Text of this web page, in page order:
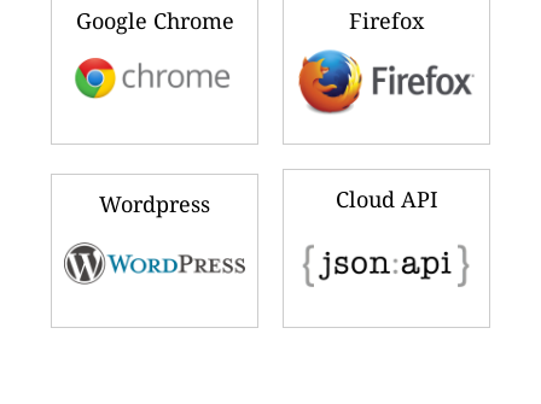
Google Chrome Firefox
Wordpress Cloud API